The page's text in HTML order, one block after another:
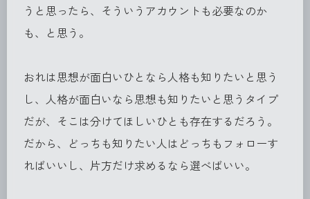
うと思ったら、そういうアカウントも必要なのか
も、と思う。
おれは思想が面白いひとなら人格も知りたいと思う
し、人格が面白いなら思想も知りたいと思うタイプ
だが、そこは分けてほしいひとも存在するだろう。
だから、どっちも知りたい人はどっちもフォローす
ればいいし、片方だけ求めるなら選べばいい。